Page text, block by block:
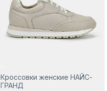
Кроссовки женские НАЙС-
ГРАНД